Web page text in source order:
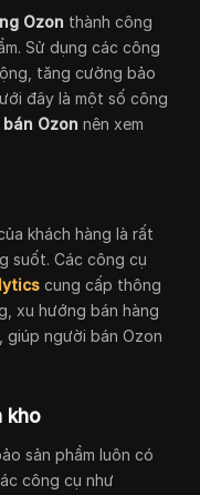
Ozon thành công
Sử dụng các công
tăng cường bảo
đây là một số công
Ozon nên xem
khách hàng là rất
suốt. Các công cụ
cung cấp thông
xu hướng bán hàng
giúp người bán Ozon
kho
sản phẩm luôn có
công cụ như